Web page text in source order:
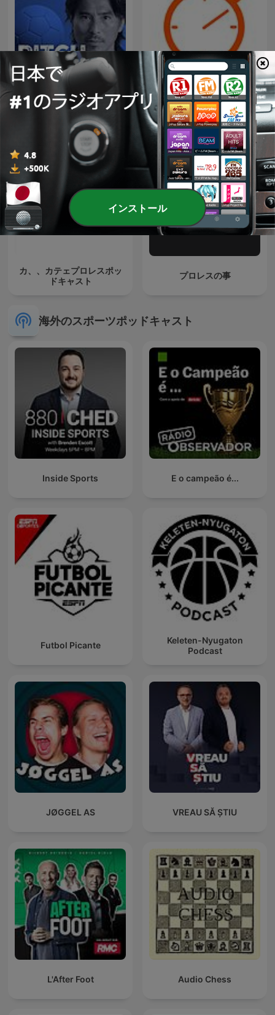
ピッチサイド 日本サッカー
ここだけの話
タイマーが大好き
カ、、カテェプロレスポッ
ドキャスト
プロレスの事
海外のスポーツポッドキャスト
Inside Sports E o campeão é...
Futbol Picante
Keleten-Nyugaton
Podcast
JØGGEL AS VREAU SĂ ȘTIU
L'After Foot Audio Chess
インストール